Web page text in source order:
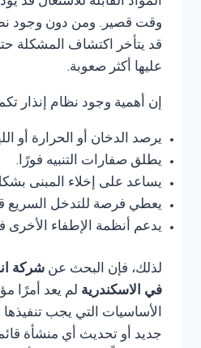
وقت قصير. ومن دون وجود
قد يتأخر اكتشاف المشكلة
عليها أكثر صعوبة.
إن أهمية وجود نظام إنذار
يرصد الدخان أو الحرارة أو
يطلق صفارات التنبيه فورًا.
يساعد على إخلاء المبنى
يعطي فرصة للتدخل السريع
يدعم أنظمة الإطفاء
لذلك، فإن البحث عن شركة
في الاسكندرية لم يعد أمرًا
الأساسيات التي يجب
جديد أو تحديث أي منشأة